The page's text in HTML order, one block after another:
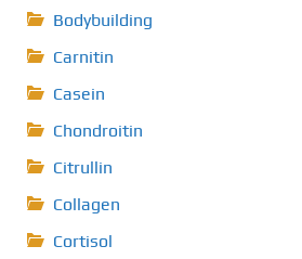
Bodybuilding
Carnitin
Casein
Chondroitin
Citrullin
Collagen
Cortisol